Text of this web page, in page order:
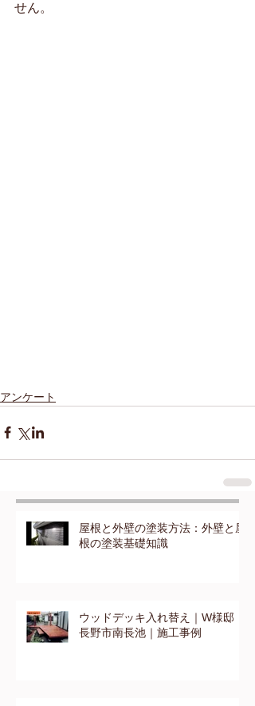
せん。
アンケート
屋根と外壁の塗装方法：外壁と屋
根の塗装基礎知識
ウッドデッキ入れ替え｜W様邸：
長野市南長池｜施工事例